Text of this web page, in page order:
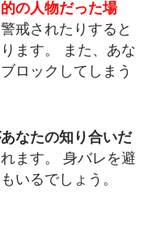
の人物だった場
戒されたりすると
ます。 また、あな
ロックしてしまう
なたの知り合いだ
ます。 身バレを避
いるでしょう。